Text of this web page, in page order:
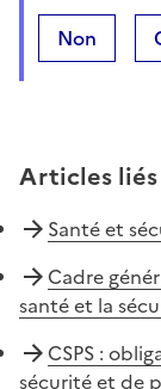
Non
Articles liés
Santé et
Cadre
santé et la
CSPS :
sécurité et de